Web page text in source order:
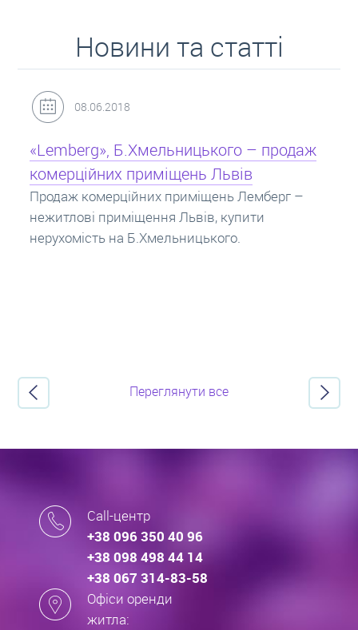
Новини та статті
31.05.2018
Кредит під заставу нерухомості: іпотека
Іпотека на квартиру – кредит на житло під
заставу нерухомості. Купити в іпотеку – що
потрібно знати? Консультація від Експертів
про іпотечні кредити.
Переглянути все
Call-центр
+38 096 350 40 96
+38 098 498 44 14
+38 067 314-83-58
Офіси оренди
житла: